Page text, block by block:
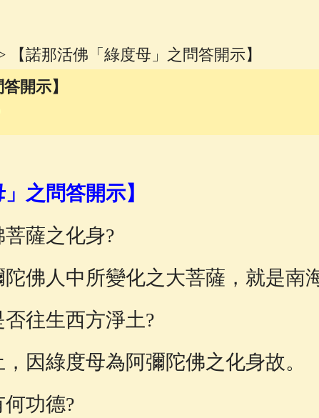
利寶篋印陀羅尼經(81) 六字大明咒(81)
療痔(腫瘤)病經(27)
【諾那活佛「綠度母」之問答開示】
開示】
之問答開示】
薩之化身?
佛人中所變化之大菩薩，就是南
往生西方淨土?
因綠度母為阿彌陀佛之化身故。
功德?